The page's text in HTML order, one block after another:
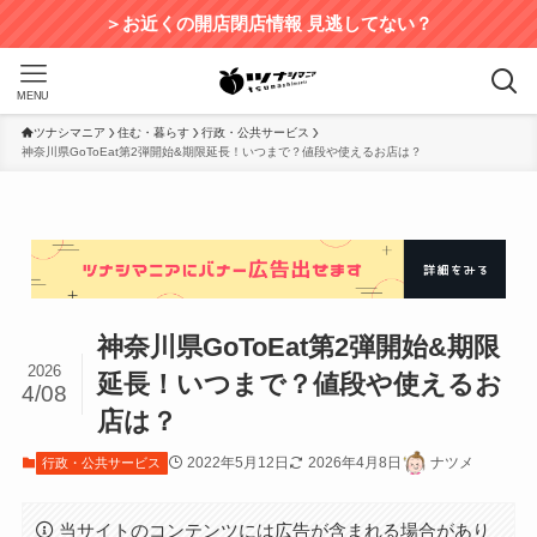
＞お近くの開店閉店情報 見逃してない？
MENU
ツナシマニア 住む・暮らす
行政・公共サービス
神奈川県GoToEat第2弾開始&期限延長！いつまで？値段や使えるお店は？
神奈川県GoToEat第2弾開始&期限
延長！いつまで？値段や使えるお
店は？
2026
4/08
行政・公共サービス 2022年5月12日 2026年4月8日 ナツメ
当サイトのコンテンツには広告が含まれる場合があり